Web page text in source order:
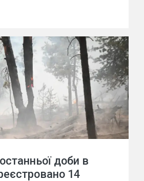
доби в
14